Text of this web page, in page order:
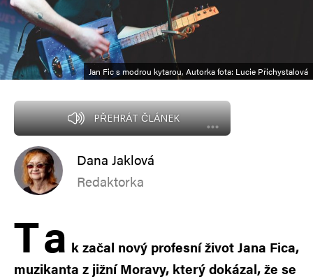
Jan Fic s modrou kytarou, Autorka fota: Lucie Přichystalová
PŘEHRÁT ČLÁNEK
Dana Jaklová
Redaktorka
Ta k začal nový profesní život Jana Fica,
muzikanta z jižní Moravy, který dokázal, že se